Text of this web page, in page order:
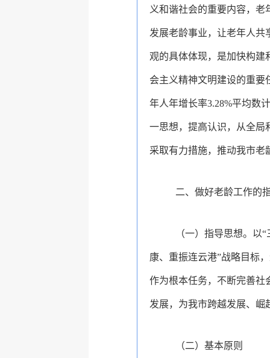
义和谐社会的重要内容，
发展老龄事业，让老年人共
观的具体体现，是加快构建
会主义精神文明建设的重要
年人年增长率3.28%平均数
一思想，提高认识， 从全局
采取有力措施，推动我市老
二、做好老龄工作的
（一）指导思想。以
康、重振连云港”战略目标，
作为根本任务， 不断完善社
发展，为我市跨越发展、崛
（二）基本原则